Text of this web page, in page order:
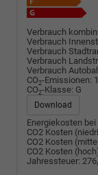
Verbrauch
Verbrauch
Verbrauch
Verbrauch
Verbrauch
CO2-Emissionen:
CO2-Klasse: G
Download
Energiekosten
CO2 Kosten
CO2 Kosten
CO2 Kosten
Jahressteuer: